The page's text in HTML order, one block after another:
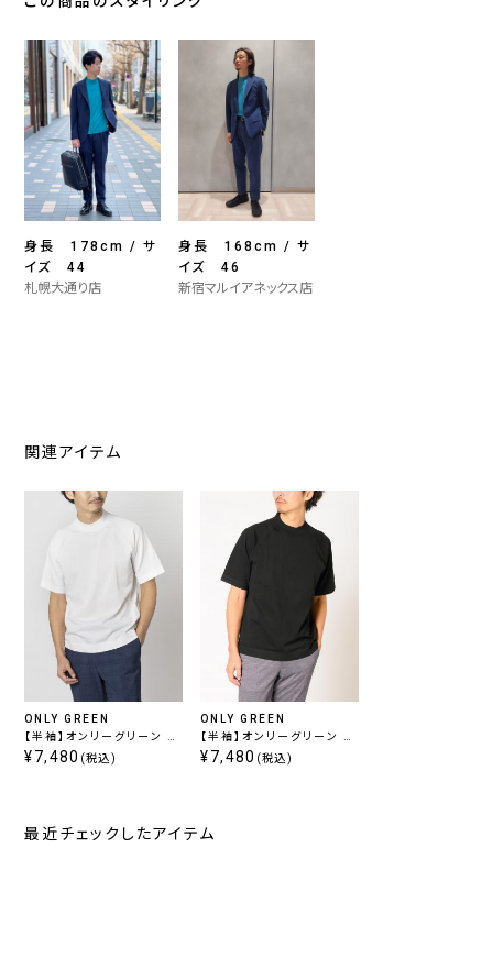
身長 178cm / サ
イズ 44
札幌大通り店
身長 168cm / サ
イズ 46
新宿マルイアネックス店
関連アイテム
ONLY GREEN
【半袖】オンリーグリーン /
モックネックニット ホワイ
¥7,480 (税込)
ONLY GREEN
【半袖】オンリーグリーン /
モックネック ブラック ニッ
¥7,480 (税込)
最近チェックしたアイテム